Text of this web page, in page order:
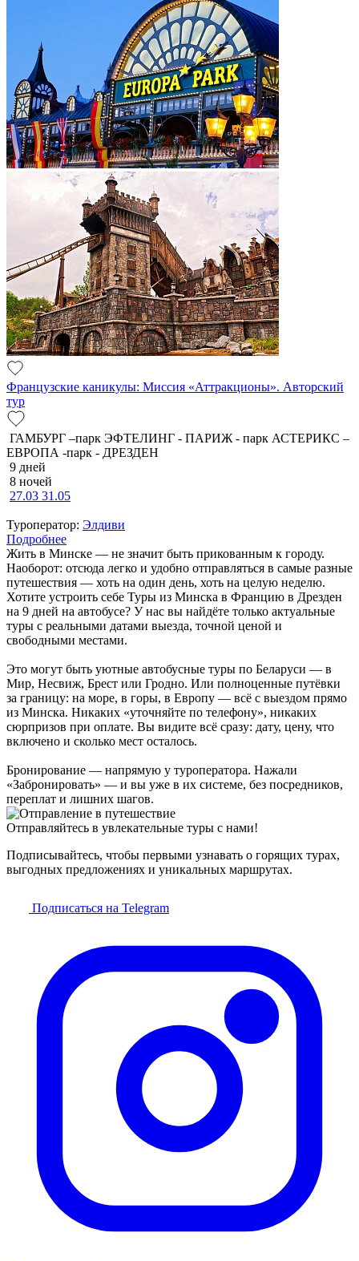
Французские каникулы: Миссия «Аттракционы». Авторский
тур
ГАМБУРГ –парк ЭФТЕЛИНГ - ПАРИЖ - парк АСТЕРИКС –
ЕВРОПА -парк - ДРЕЗДЕН
9 дней
8 ночей
27.03 31.05
Туроператор: Элдиви
Подробнее
Жить в Минске — не значит быть прикованным к городу.
Наоборот: отсюда легко и удобно отправляться в самые разные
путешествия — хоть на один день, хоть на целую неделю.
Хотите устроить себе Туры из Минска в Францию в Дрезден
на 9 дней на автобусе? У нас вы найдёте только актуальные
туры с реальными датами выезда, точной ценой и
свободными местами.
Это могут быть уютные автобусные туры по Беларуси — в
Мир, Несвиж, Брест или Гродно. Или полноценные путёвки
за границу: на море, в горы, в Европу — всё с выездом прямо
из Минска. Никаких «уточняйте по телефону», никаких
сюрпризов при оплате. Вы видите всё сразу: дату, цену, что
включено и сколько мест осталось.
Бронирование — напрямую у туроператора. Нажали
«Забронировать» — и вы уже в их системе, без посредников,
переплат и лишних шагов.
Отправляйтесь в увлекательные туры с нами!
Подписывайтесь, чтобы первыми узнавать о горящих турах,
выгодных предложениях и уникальных маршрутах.
Подписаться на Telegram